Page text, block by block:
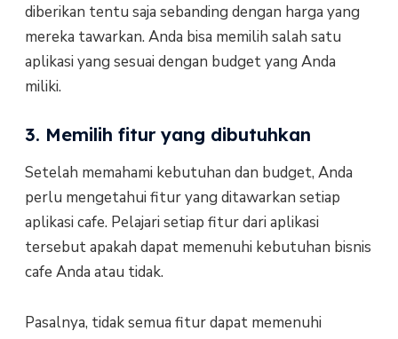
diberikan tentu saja sebanding dengan harga yang
mereka tawarkan. Anda bisa memilih salah satu
aplikasi yang sesuai dengan budget yang Anda
miliki.
3. Memilih fitur yang dibutuhkan
Setelah memahami kebutuhan dan budget, Anda
perlu mengetahui fitur yang ditawarkan setiap
aplikasi cafe. Pelajari setiap fitur dari aplikasi
tersebut apakah dapat memenuhi kebutuhan bisnis
cafe Anda atau tidak.
Pasalnya, tidak semua fitur dapat memenuhi